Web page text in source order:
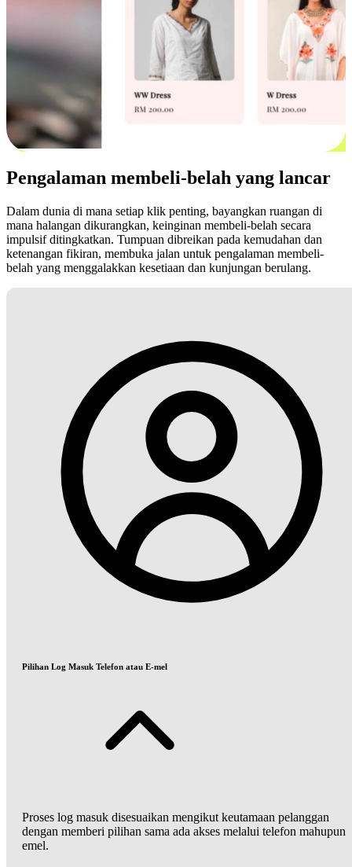
Pengalaman membeli-belah yang lancar
Dalam dunia di mana setiap klik penting, bayangkan ruangan di
mana halangan dikurangkan, keinginan membeli-belah secara
impulsif ditingkatkan. Tumpuan dibreikan pada kemudahan dan
ketenangan fikiran, membuka jalan untuk pengalaman membeli-
belah yang menggalakkan kesetiaan dan kunjungan berulang.
Pilihan Log Masuk Telefon atau E-mel
Proses log masuk disesuaikan mengikut keutamaan pelanggan
dengan memberi pilihan sama ada akses melalui telefon mahupun
emel.